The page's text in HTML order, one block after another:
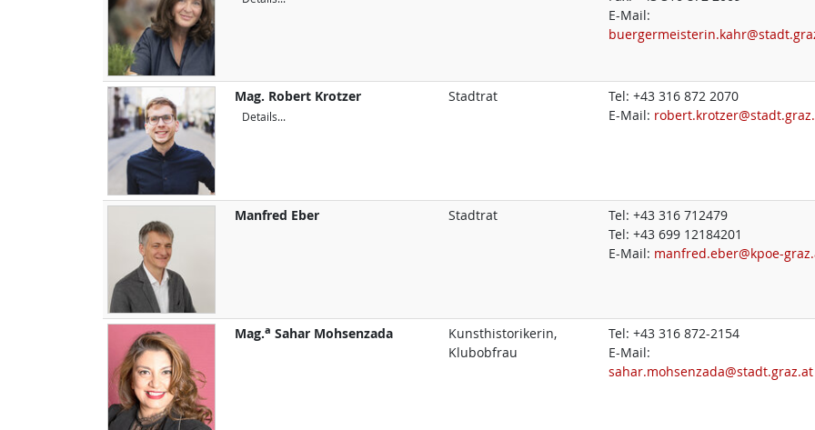
E-Mail:
Mag. Robert Krotzer
Details...
Stadtrat Tel:+43 316 872 2070
E-Mail:
Manfred Eber Stadtrat Tel:+43 316 712479
Tel:+43 699 12184201
E-Mail: manfred.eber@kpoe-
Mag.a Sahar Mohsenzada
Kunsthistorikerin,
Klubobfrau
Tel:+43 316 872-2154
E-Mail:
sahar.mohsenzada@stadt.graz.at